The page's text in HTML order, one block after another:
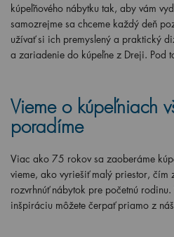
kúpeľňového nábytku tak, aby vám
samozrejme sa chceme každý deň
užívať si ich premyslený a praktický
a zariadenie do kúpeľne z Dreji. Pod
Vieme o kúpeľniach
poradíme
Viac ako 75 rokov sa zaoberáme
vieme, ako vyriešiť malý priestor, čím
rozvrhnúť nábytok pre početnú
inšpiráciu môžete čerpať priamo z